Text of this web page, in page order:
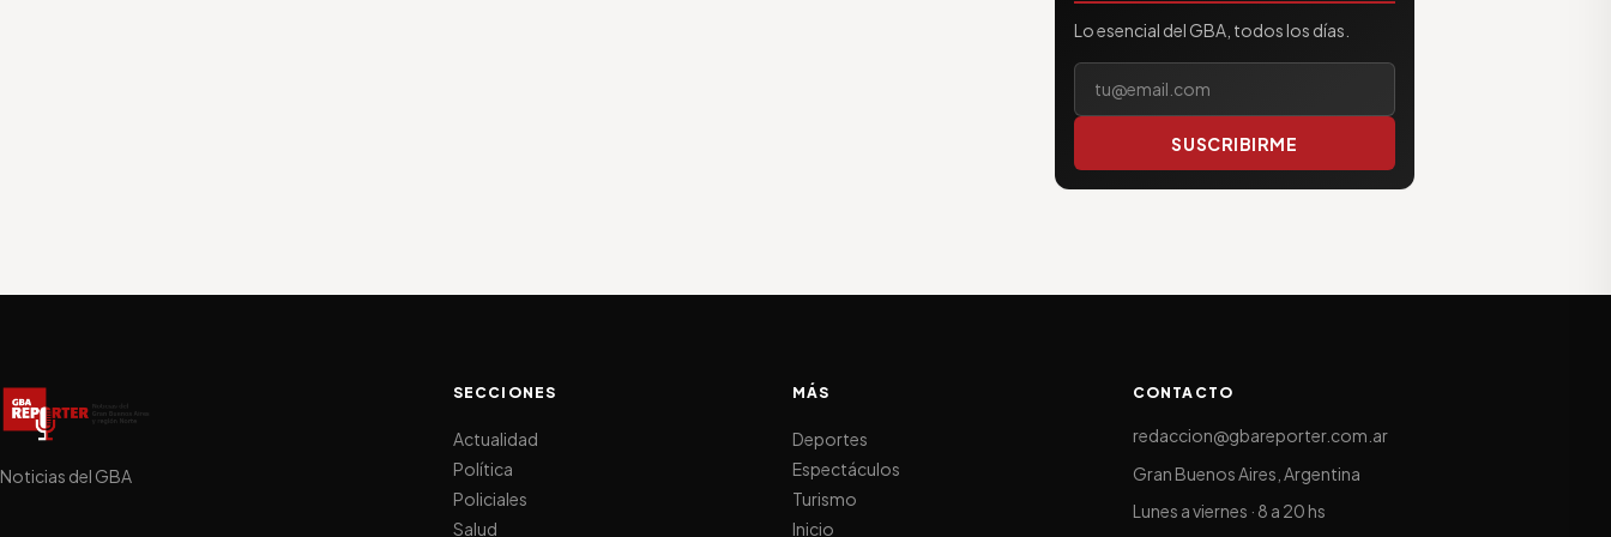
Lo esencial del GBA, todos los días.
Tu correo electrónico
SUSCRIBIRME
Noticias del GBA
SECCIONES
Actualidad
Política
Policiales
Salud
MÁS
Deportes
Espectáculos
Turismo
Inicio
CONTACTO
redaccion@gbareporter.com.ar
Gran Buenos Aires, Argentina
Lunes a viernes · 8 a 20 hs